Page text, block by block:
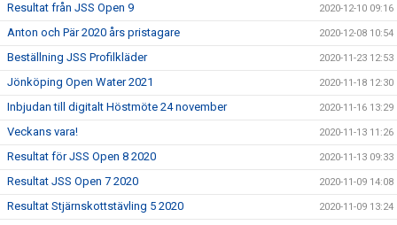
Resultat från JSS Open 9 2020-12-10 09:16
Anton och Pär 2020 års pristagare 2020-12-08 10:54
Beställning JSS Profilkläder 2020-11-23 12:53
Jönköping Open Water 2021 2020-11-18 12:30
Inbjudan till digitalt Höstmöte 24 november 2020-11-16 13:29
Veckans vara! 2020-11-13 11:26
Resultat för JSS Open 8 2020 2020-11-13 09:33
Resultat JSS Open 7 2020 2020-11-09 14:08
Resultat Stjärnskottstävling 5 2020 2020-11-09 13:24